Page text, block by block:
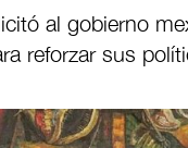
al gobierno
reforzar sus